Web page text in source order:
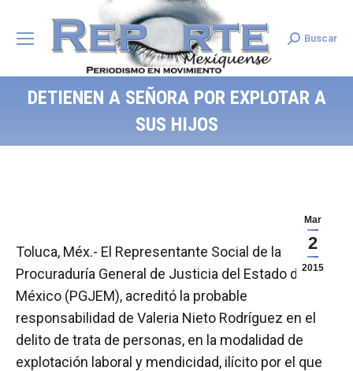
Search:
Buscar
DETIENEN A SEÑORA POR EXPLOTAR A
SUS HIJOS
Mar
2
2015
Toluca, Méx.- El Representante Social de la
Procuraduría General de Justicia del Estado de
México (PGJEM), acreditó la probable
responsabilidad de Valeria Nieto Rodríguez en el
delito de trata de personas, en la modalidad de
explotación laboral y mendicidad, ilícito por el que